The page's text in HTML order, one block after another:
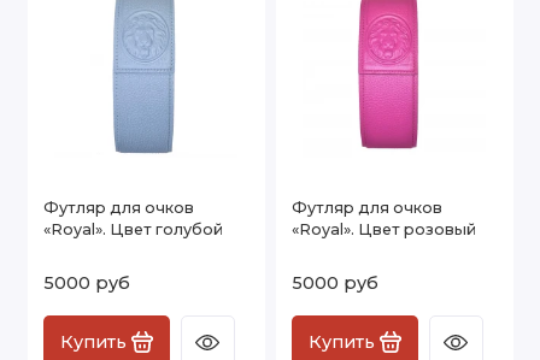
Футляр для очков
«Royal». Цвет голубой
5000 руб
Купить
Футляр для очков
«Royal». Цвет розовый
5000 руб
Купить